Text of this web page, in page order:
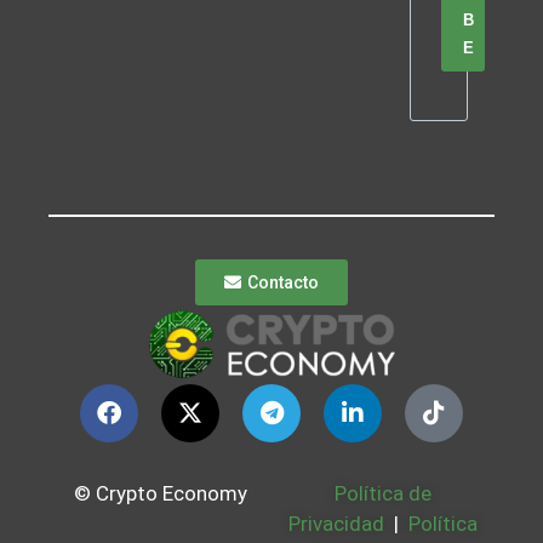
B
E
Contacto
© Crypto Economy
Política de
Privacidad | Política